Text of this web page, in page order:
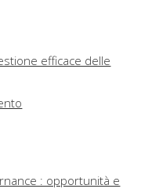
efficace delle
: opportunità e